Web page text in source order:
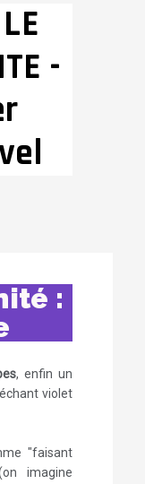
-
:
, enfin un
violet
"faisant
imagine